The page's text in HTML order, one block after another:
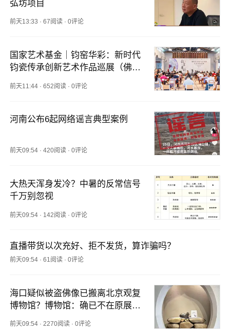
弘坊项目
前天13:33 ·67阅读 ·0评论
国家艺术基金｜钧窑华彩：新时代
钧瓷传承创新艺术作品巡展（佛山
前天11:44 ·652阅读 ·0评论
河南公布6起网络谣言典型案例
前天09:54 ·420阅读 ·0评论
大热天浑身发冷？中暑的反常信号
千万别忽视
前天09:54 · 142阅读 ·0评论
直播带货以次充好、拒不发货，算诈骗吗？
前天09:54 ·61阅读 ·0评论
海口疑似被盗佛像已搬离北京观复
博物馆？博物馆：确已不在原展出
前天09:54 ·2270阅读 ·0评论